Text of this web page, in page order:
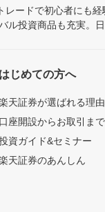
レードで初心者にも
ル投資商品も充実。
はじめての方へ
天証券が選ばれる理由
口座開設からお取引ま
資ガイド&セミナー
天証券のあんしん